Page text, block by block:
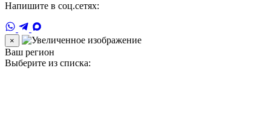
Напишите в соц.сетях:
×
Ваш регион
Выберите из списка: